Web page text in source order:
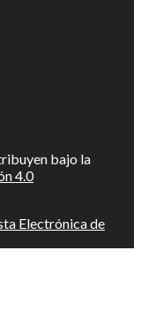
bajo la
4.0
Electrónica de